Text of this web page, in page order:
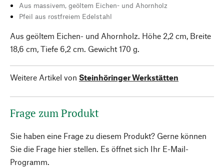
Aus massivem, geöltem Eichen- und Ahornholz
Pfeil aus rostfreiem Edelstahl
Aus geöltem Eichen- und Ahornholz. Höhe 2,2 cm, Breite
18,6 cm, Tiefe 6,2 cm. Gewicht 170 g.
Weitere Artikel von Steinhöringer Werkstätten
Frage zum Produkt
Sie haben eine Frage zu diesem Produkt? Gerne können
Sie die Frage hier stellen. Es öffnet sich Ihr E-Mail-
Programm.